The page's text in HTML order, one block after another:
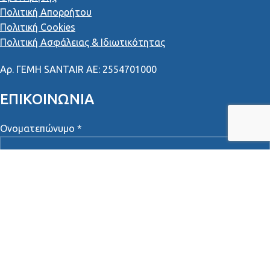
Πολιτική Απορρήτου
Πολιτική Cookies
Πολιτική Ασφάλειας & Ιδιωτικότητας
Αρ. ΓΕΜΗ SANTAIR AE: 2554701000
ΕΠΙΚΟΙΝΩΝΙΑ
Ονοματεπώνυμο *